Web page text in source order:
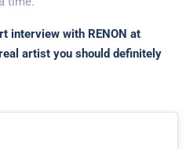
interview with RENON at
artist you should definitely